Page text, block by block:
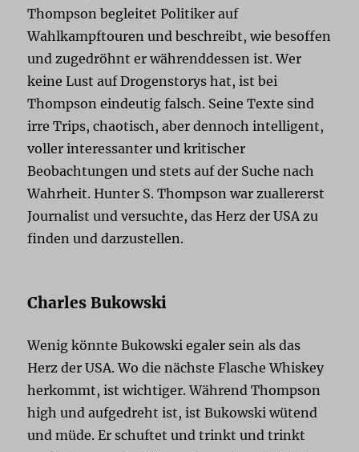
Thompson begleitet Politiker auf
Wahlkampftouren und beschreibt, wie besoffen
und zugedröhnt er währenddessen ist. Wer
keine Lust auf Drogenstorys hat, ist bei
Thompson eindeutig falsch. Seine Texte sind
irre Trips, chaotisch, aber dennoch intelligent,
voller interessanter und kritischer
Beobachtungen und stets auf der Suche nach
Wahrheit. Hunter S. Thompson war zuallererst
Journalist und versuchte, das Herz der USA zu
finden und darzustellen.
Charles Bukowski
Wenig könnte Bukowski egaler sein als das
Herz der USA. Wo die nächste Flasche Whiskey
herkommt, ist wichtiger. Während Thompson
high und aufgedreht ist, ist Bukowski wütend
und müde. Er schuftet und trinkt und trinkt